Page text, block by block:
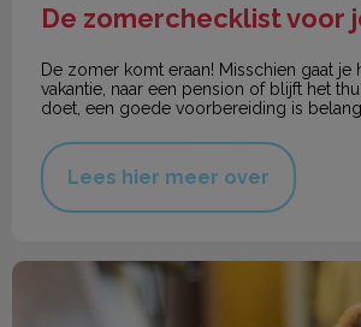
De zomerchecklist voor
De zomer komt eraan! Misschien gaat je
vakantie, naar een pension of blijft het
doet, een goede voorbereiding is
Lees hier meer over
Konijnen maand actie!